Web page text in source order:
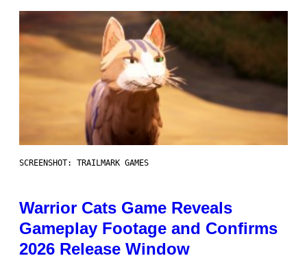
SCREENSHOT: TRAILMARK GAMES
Warrior Cats Game Reveals
Gameplay Footage and Confirms
2026 Release Window